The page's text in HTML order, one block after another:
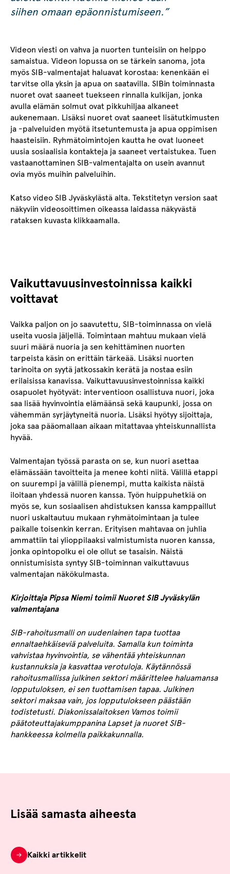
siihen omaan epäonnistumiseen.”
Videon viesti on vahva ja nuorten tunteisiin on helppo
samaistua. Videon lopussa on se tärkein sanoma, jota
myös SIB-valmentajat haluavat korostaa: kenenkään ei
tarvitse olla yksin ja apua on saatavilla. SIBin toiminnasta
nuoret ovat saaneet tuekseen rinnalla kulkijan, jonka
avulla elämän solmut ovat pikkuhiljaa alkaneet
aukenemaan. Lisäksi nuoret ovat saaneet lisätutkimusten
ja -palveluiden myötä itsetuntemusta ja apua oppimisen
haasteisiin. Ryhmätoimintojen kautta he ovat luoneet
uusia sosiaalisia kontakteja ja saaneet vertaistukea. Tuen
vastaanottaminen SIB-valmentajalta on usein avannut
ovia myös muihin palveluihin.
Katso video SIB Jyväskylästä alta. Tekstitetyn version saat
näkyviin videosoittimen oikeassa laidassa näkyvästä
rataksen kuvasta klikkaamalla.
Vaikuttavuusinvestoinnissa kaikki
voittavat
Vaikka paljon on jo saavutettu, SIB-toiminnassa on vielä
useita vuosia jäljellä. Toimintaan mahtuu mukaan vielä
suuri määrä nuoria ja sen kehittäminen nuorten
tarpeista käsin on erittäin tärkeää. Lisäksi nuorten
tarinoita on syytä jatkossakin kerätä ja nostaa esiin
erilaisissa kanavissa. Vaikuttavuusinvestoinnissa kaikki
osapuolet hyötyvät: interventioon osallistuva nuori, joka
saa lisää hyvinvointia elämäänsä sekä kaupunki, jossa on
vähemmän syrjäytyneitä nuoria. Lisäksi hyötyy sijoittaja,
joka saa pääomallaan aikaan mitattavaa yhteiskunnallista
hyvää.
Valmentajan työssä parasta on se, kun nuori asettaa
elämässään tavoitteita ja menee kohti niitä. Välillä etappi
on suurempi ja välillä pienempi, mutta kaikista näistä
iloitaan yhdessä nuoren kanssa. Työn huippuhetkiä on
myös se, kun sosiaalisen ahdistuksen kanssa kamppaillut
nuori uskaltautuu mukaan ryhmätoimintaan ja tulee
paikalle toisenkin kerran. Erityisen mahtavaa on juhlia
ammattiin tai ylioppilaaksi valmistumista nuoren kanssa,
jonka opintopolku ei ole ollut se tasaisin. Näistä
onnistumisista syntyy SIB-toiminnan vaikuttavuus
valmentajan näkökulmasta.
Kirjoittaja Pipsa Niemi toimii Nuoret SIB Jyväskylän
valmentajana
SIB-rahoitusmalli on uudenlainen tapa tuottaa
ennaltaehkäiseviä palveluita. Samalla kun toiminta
vahvistaa hyvinvointia, se vähentää yhteiskunnan
kustannuksia ja kasvattaa verotuloja. Käytännössä
rahoitusmallissa julkinen sektori määrittelee haluamansa
lopputuloksen, ei sen tuottamisen tapaa. Julkinen
sektori maksaa vain, jos lopputulokseen päästään
todistetusti. Diakonissalaitoksen Vamos toimii
päätoteuttajakumppanina Lapset ja nuoret SIB-
hankkeessa kolmella paikkakunnalla.
Lisää samasta aiheesta
Kaikki artikkelit